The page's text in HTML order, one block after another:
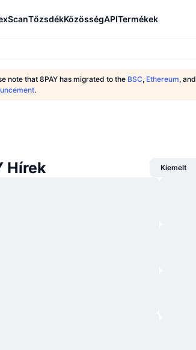
TőzsdékKözösségAPITermékek
note that 8PAY has migrated to the BSC, Ethereum, and
.
Hírek Kiemelt